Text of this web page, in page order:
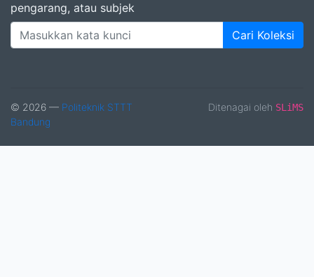
pengarang, atau subjek
Cari Koleksi
© 2026 — Politeknik STTT
Bandung
Ditenagai oleh SLiMS